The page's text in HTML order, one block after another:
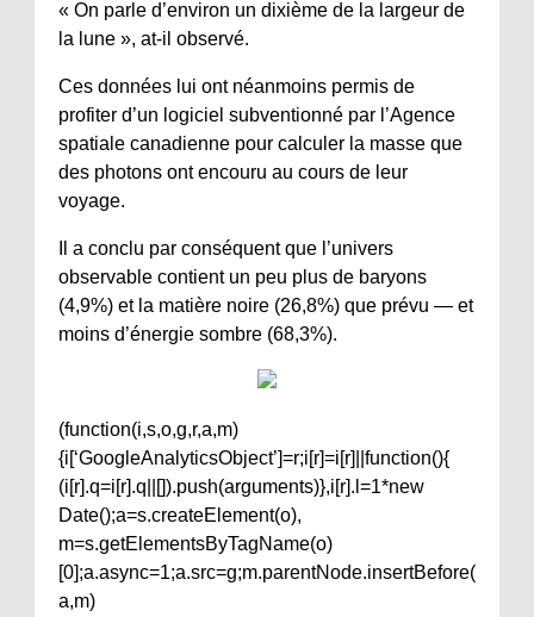
« On parle d’environ un dixième de la largeur de
la lune », at-il observé.
Ces données lui ont néanmoins permis de
profiter d’un logiciel subventionné par l’Agence
spatiale canadienne pour calculer la masse que
des photons ont encouru au cours de leur
voyage.
Il a conclu par conséquent que l’univers
observable contient un peu plus de baryons
(4,9%) et la matière noire (26,8%) que prévu — et
moins d’énergie sombre (68,3%).
(function(i,s,o,g,r,a,m)
{i[‘GoogleAnalyticsObject’]=r;i[r]=i[r]||function(){
(i[r].q=i[r].q||[]).push(arguments)},i[r].l=1*new
Date();a=s.createElement(o),
m=s.getElementsByTagName(o)
[0];a.async=1;a.src=g;m.parentNode.insertBefore(
a,m)